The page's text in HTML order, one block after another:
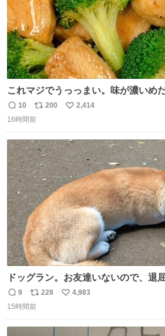
これマジでうっっまい。味が濃いめ
1週間で3キロ痩せた😭
返
信
10
リ
ポ
ト
数
200
い
数
2,414
16時間前
ドッグラン。お友達いないので、退
ん。 #柴犬卯月
返
信
9
リ
ポ
228
い
4,983
15時間前